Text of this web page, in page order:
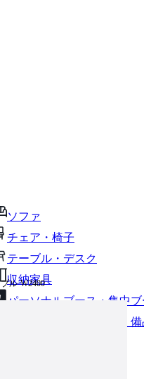
ソファ
チェア・椅子
テーブル・デスク
収納家具
パーソナルブース・集中
オフィスアクセサリー・
カートに追加できます
ル W2400